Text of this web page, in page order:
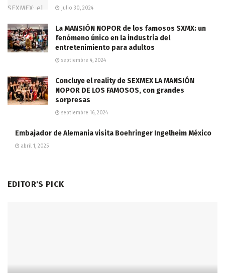
julio 30, 2024
La MANSIÓN NOPOR de los famosos SXMX: un
fenómeno único en la industria del
entretenimiento para adultos
septiembre 4, 2024
Concluye el reality de SEXMEX LA MANSIÓN
NOPOR DE LOS FAMOSOS, con grandes
sorpresas
septiembre 16, 2024
Embajador de Alemania visita Boehringer Ingelheim México
abril 1, 2025
EDITOR'S PICK